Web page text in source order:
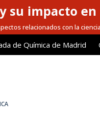
su impacto
relacionados con la
de Química de Madrid